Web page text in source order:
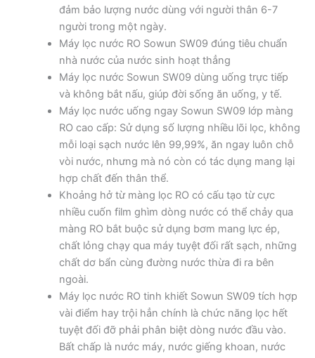
đảm bảo lượng nước dùng với người thân 6-7
người trong một ngày.
Máy lọc nước RO Sowun SW09 đúng tiêu chuẩn
nhà nước của nước sinh hoạt thẳng
Máy lọc nước Sowun SW09 dùng uống trực tiếp
và không bắt nấu, giúp đời sống ăn uống, y tế.
Máy lọc nước uống ngay Sowun SW09 lớp màng
RO cao cấp: Sử dụng số lượng nhiều lõi lọc, không
mỗi loại sạch nước lên 99,99%, ăn ngay luôn chỗ
vòi nước, nhưng mà nó còn có tác dụng mang lại
hợp chất đến thân thể.
Khoảng hở từ màng lọc RO có cấu tạo từ cực
nhiều cuốn film ghìm dòng nước có thể chảy qua
màng RO bắt buộc sử dụng bơm mang lực ép,
chất lỏng chạy qua máy tuyệt đối rất sạch, những
chất dơ bẩn cùng đường nước thừa đi ra bên
ngoài.
Máy lọc nước RO tinh khiết Sowun SW09 tích hợp
vài điểm hay trội hẳn chính là chức năng lọc hết
tuyệt đối đỡ phải phân biệt dòng nước đầu vào.
Bất chấp là nước máy, nước giếng khoan, nước